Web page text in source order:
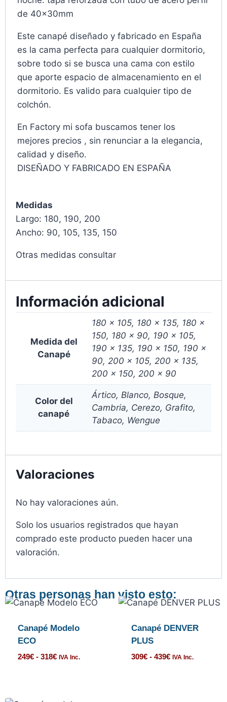
de 40x30mm
Este canapé diseñado y fabricado en España
es la cama perfecta para cualquier dormitorio,
sobre todo si se busca una cama con estilo
que aporte espacio de almacenamiento en el
dormitorio. Es valido para cualquier tipo de
colchón.
En Factory mi sofa buscamos tener los
mejores precios , sin renunciar a la elegancia,
calidad y diseño.
DISEÑADO Y FABRICADO EN ESPAÑA
Medidas
Largo: 180, 190, 200
Ancho: 90, 105, 135, 150
Otras medidas consultar
Información adicional
Medida del
Canapé
180 x 105, 180 x 135, 180 x
150, 180 x 90, 190 x 105,
190 x 135, 190 x 150, 190 x
90, 200 x 105, 200 x 135,
200 x 150, 200 x 90
Color del
canapé
Ártico, Blanco, Bosque,
Cambria, Cerezo, Grafito,
Tabaco, Wengue
Valoraciones
No hay valoraciones aún.
Solo los usuarios registrados que hayan
comprado este producto pueden hacer una
valoración.
Otras personas han visto esto:
Canapé Modelo
ECO
249€ - 318€ IVA Inc.
Canapé DENVER
PLUS
309€ - 439€ IVA Inc.